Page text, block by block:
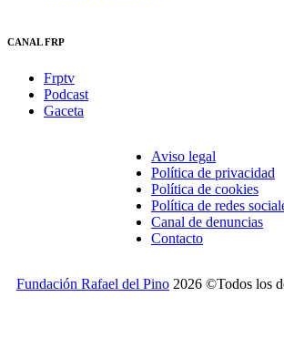
CANAL FRP
Frptv
Podcast
Gaceta
Aviso legal
Política de privacidad
Política de cookies
Política de redes
Canal de denuncias
Contacto
Fundación Rafael del Pino 2026 ©Todos los